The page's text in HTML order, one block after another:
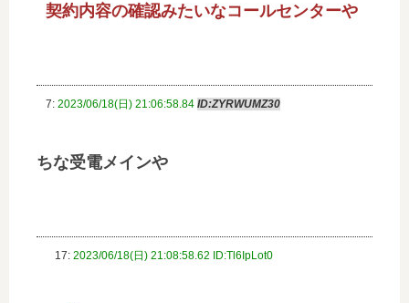
契約内容の確認みたいなコールセンターや
7: 2023/06/18(日) 21:06:58.84 ID:ZYRWUMZ30
ちな受電メインや
17: 2023/06/18(日) 21:08:58.62 ID:Tl6IpLot0